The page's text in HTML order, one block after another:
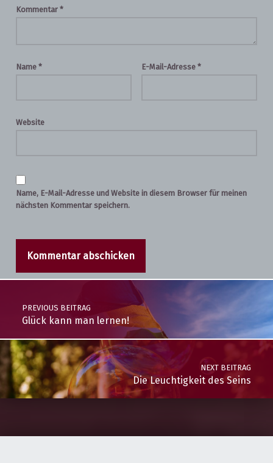
Kommentar *
Name * E-Mail-Adresse *
Website
Name, E-Mail-Adresse und Website in diesem Browser für meinen
nächsten Kommentar speichern.
Post navigation
PREVIOUS BEITRAG
Glück kann man lernen!
NEXT BEITRAG
Die Leuchtigkeit des Seins